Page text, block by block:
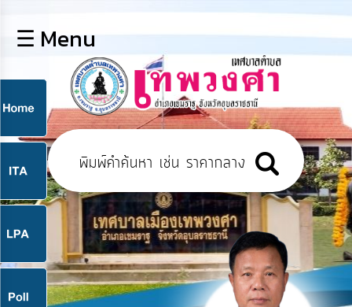
หลัก
ข้อมูล
พื้น
ฐาน
บุคลากร
แผน
ยุทธศาสตร์
ข่าวสาร
☰ Menu